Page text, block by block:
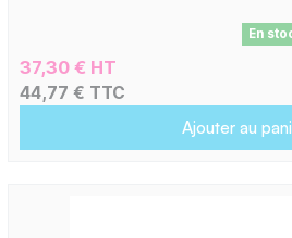
En
37,30 € HT
44,77 € TTC
Ajouter au